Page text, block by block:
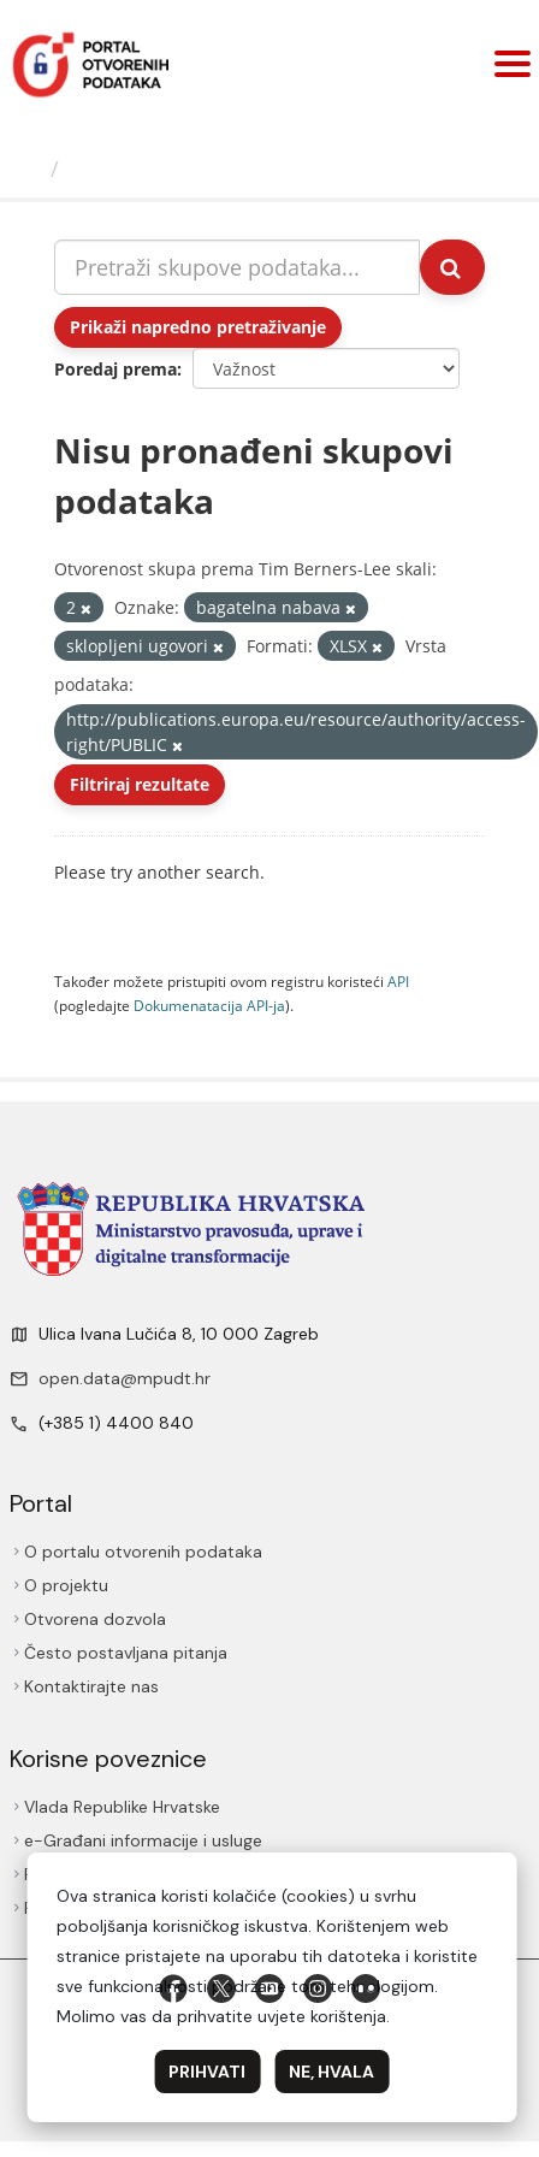
sadržaj
Prikaži napredno pretraživanje
Poredaj prema
Nisu pronađeni skupovi
podataka
Otvorenost skupa prema Tim Berners-Lee skali:
2
Oznake:
bagatelna nabava
sklopljeni ugovori
Formati: XLSX
Vrsta
podataka:
http://publications.europa.eu/resource/authority/access-
right/PUBLIC
Filtriraj rezultate
Please try another search.
Također možete pristupiti ovom registru koristeći API
(pogledajte Dokumenаtаcijа API-jа).